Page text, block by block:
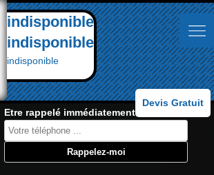
indisponible
indisponible
indisponible
Devis Gratuit
Etre rappelé immédiatement: